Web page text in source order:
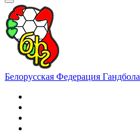
Белорусская Федерация Гандбола